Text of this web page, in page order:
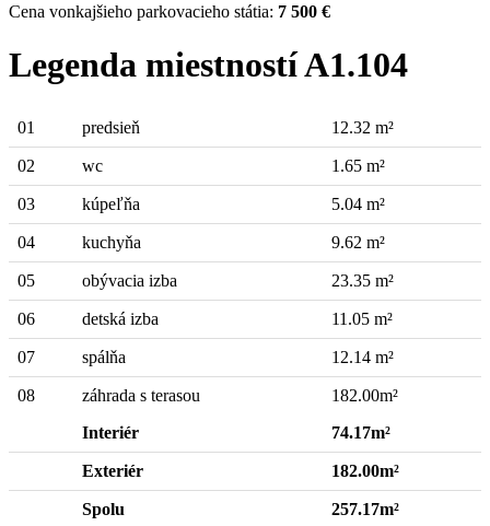
Cena vonkajšieho parkovacieho státia: 7 500 €
Legenda miestností A1.104
01 predsieň 12.32 m²
02 wc 1.65 m²
03 kúpeľňa 5.04 m²
04 kuchyňa 9.62 m²
05 obývacia izba 23.35 m²
06 detská izba 11.05 m²
07 spálňa 12.14 m²
08 záhrada s terasou
182.00m²
Interiér
74.17m²
Exteriér 182.00m²
Spolu
257.17m²